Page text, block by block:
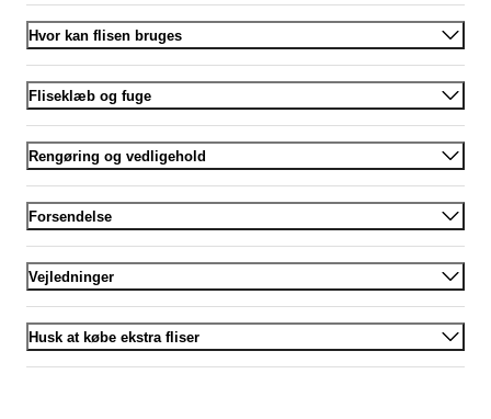
Hvor kan flisen bruges
Fliseklæb og fuge
Rengøring og vedligehold
Forsendelse
Vejledninger
Husk at købe ekstra fliser